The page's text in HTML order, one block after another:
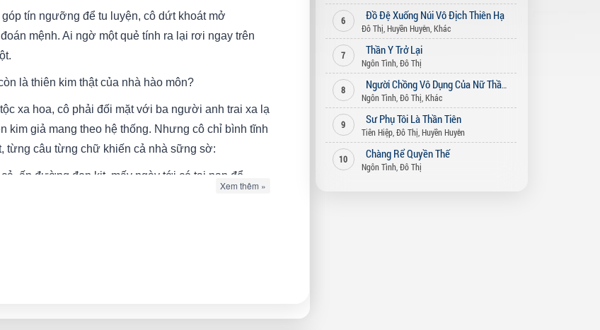
góp tín ngưỡng để tu luyện, cô dứt khoát mở
đoán mệnh. Ai ngờ một quẻ tính ra lại rơi ngay trên
là thiên kim thật của nhà hào môn?
xa hoa, cô phải đối mặt với ba người anh trai xa lạ
kim giả mang theo hệ thống. Nhưng cô chỉ bình tĩnh
từng câu từng chữ khiến cả nhà sững sờ:
cả, ấn đường đen kịt, mấy ngày tới có tai nạn đổ
cứng đờ. Ba anh trai trợn mắt. Mới về nhà chưa
Xem thêm »
6 Đồ Đệ Xuống Núi Vô Địch Thiên Hạ
Đô Thị Huyền Huyễn, Khác
7 Thần Y Trở Lại
Ngôn Tình, Đô Thị
8
Người Chồng Vô Dụng Của Nữ Thần
Ngôn Tình, Đô Thị Khác
9 Sư Phụ Tôi Là Thần Tiên
Tiên Hiệp, Đô Thị Huyền Huyễn
10 Chàng Rể Quyền Thế
Ngôn Tình, Đô Thị